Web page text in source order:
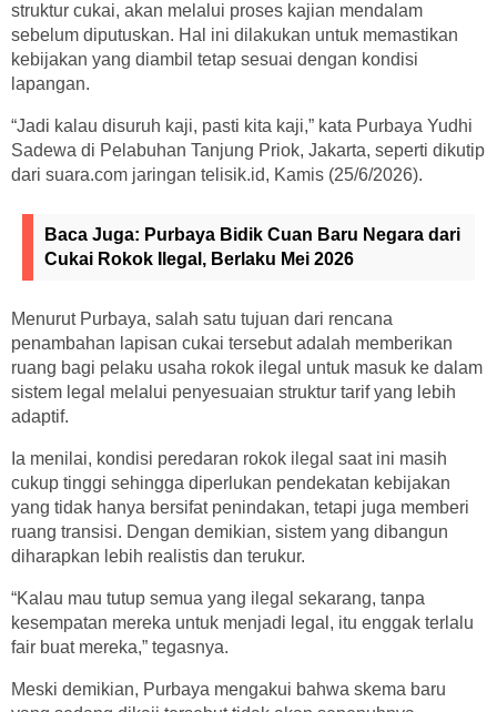
struktur cukai, akan melalui proses kajian mendalam
sebelum diputuskan. Hal ini dilakukan untuk memastikan
kebijakan yang diambil tetap sesuai dengan kondisi
lapangan.
“Jadi kalau disuruh kaji, pasti kita kaji,” kata Purbaya Yudhi
Sadewa di Pelabuhan Tanjung Priok, Jakarta, seperti dikutip
dari suara.com jaringan telisik.id, Kamis (25/6/2026).
Baca Juga: Purbaya Bidik Cuan Baru Negara dari
Cukai Rokok Ilegal, Berlaku Mei 2026
Menurut Purbaya, salah satu tujuan dari rencana
penambahan lapisan cukai tersebut adalah memberikan
ruang bagi pelaku usaha rokok ilegal untuk masuk ke dalam
sistem legal melalui penyesuaian struktur tarif yang lebih
adaptif.
Ia menilai, kondisi peredaran rokok ilegal saat ini masih
cukup tinggi sehingga diperlukan pendekatan kebijakan
yang tidak hanya bersifat penindakan, tetapi juga memberi
ruang transisi. Dengan demikian, sistem yang dibangun
diharapkan lebih realistis dan terukur.
“Kalau mau tutup semua yang ilegal sekarang, tanpa
kesempatan mereka untuk menjadi legal, itu enggak terlalu
fair buat mereka,” tegasnya.
Meski demikian, Purbaya mengakui bahwa skema baru